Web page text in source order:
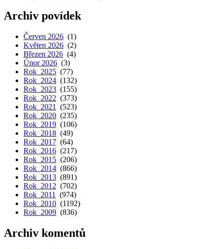
Archiv povídek
Červen 2026 (1)
Květen 2026 (2)
Březen 2026 (4)
Únor 2026 (3)
Rok 2025 (77)
Rok 2024 (132)
Rok 2023 (155)
Rok 2022 (373)
Rok 2021
(523)
Rok 2020 (235)
Rok 2019 (106)
Rok 2018 (49)
Rok 2017 (64)
Rok 2016 (217)
Rok 2015 (206)
Rok 2014 (866)
Rok 2013 (891)
Rok 2012 (702)
Rok 2011
(974)
Rok 2010 (1192)
Rok 2009 (836)
Archiv komentů